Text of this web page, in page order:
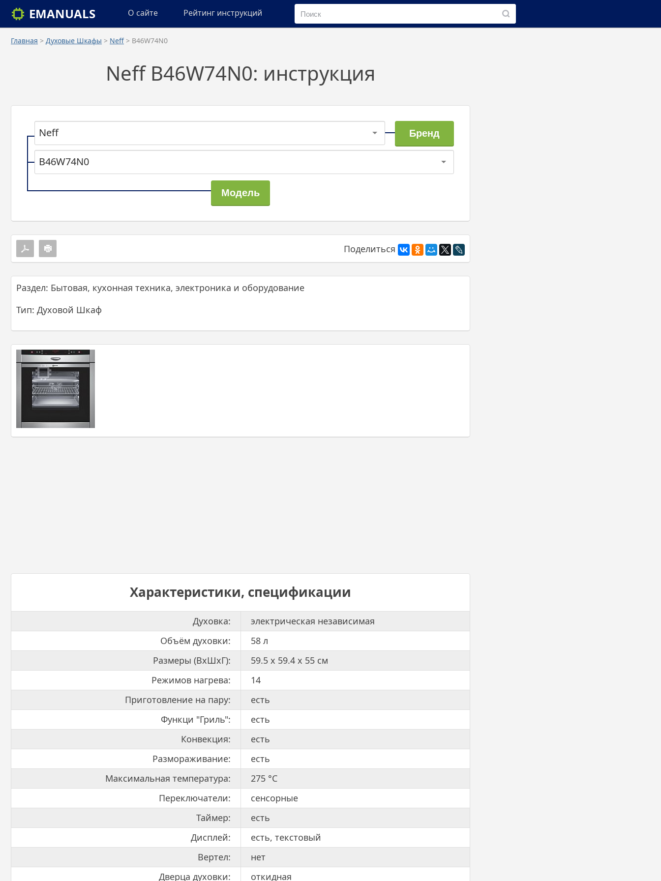
EMANUALS О сайте Рейтинг инструкций
Главная > Духовые Шкафы > Neff > B46W74N0
Neff B46W74N0: инструкция
Neff
B46W74N0
Поделиться
Раздел: Бытовая, кухонная техника, электроника и оборудование
Тип: Духовой Шкаф
Характеристики, спецификации
Духовка:
электрическая независимая
Объём духовки:
58 л
Размеры (ВхШхГ):
59.5 х 59.4 x 55 см
Режимов нагрева:
14
Приготовление на пару:
есть
Функци "Гриль":
есть
Конвекция:
есть
Размораживание:
есть
Максимальная температура:
275 °С
Переключатели:
сенсорные
Таймер:
есть
Дисплей:
есть, текстовый
Вертел:
нет
Дверца духовки:
откидная